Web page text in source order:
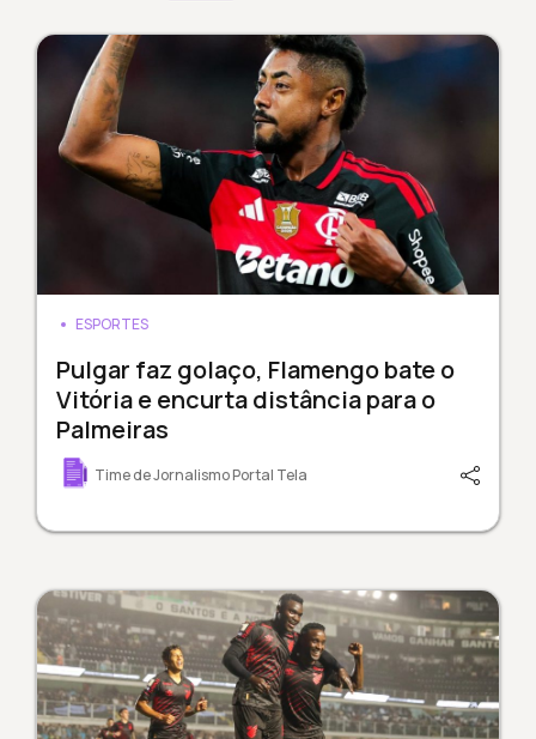
ESPORTES
Pulgar faz golaço, Flamengo bate o
Vitória e encurta distância para o
Palmeiras
Time de Jornalismo Portal Tela